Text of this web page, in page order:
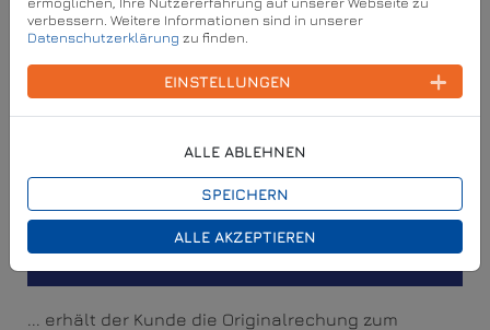
... erhält der Kunde die Originalrechung zum
verbessern. Weitere Informationen sind in unserer
Datenschutzerklärung zu finden.
EINSTELLUNGEN
ALLE ABLEHNEN
SPEICHERN
ALLE AKZEPTIEREN